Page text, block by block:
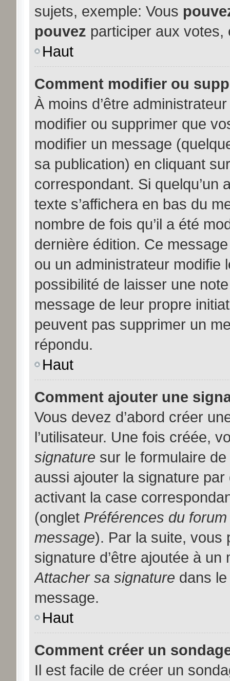
sujets, exemple: Vous
pouvez participer aux votes,
Haut
Comment modifier ou
À moins d’être
modifier ou supprimer que
modifier un message
sa publication) en cliquant
correspondant. Si quelqu’un
texte s’affichera en bas du
nombre de fois qu’il a été
dernière édition. Ce
ou un administrateur modifie
possibilité de laisser une
message de leur propre
peuvent pas supprimer un
répondu.
Haut
Comment ajouter une
Vous devez d’abord créer
l’utilisateur. Une fois créée,
signature sur le formulaire
aussi ajouter la signature
activant la case
(onglet Préférences du
message). Par la suite, vous
signature d’être ajoutée à
Attacher sa signature dans
message.
Haut
Comment créer un
Il est facile de créer un